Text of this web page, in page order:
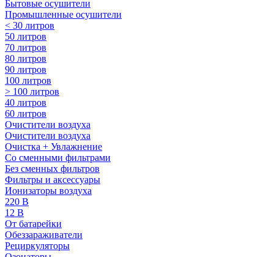
Бытовые осушители
Промышленные осушители
< 30 литров
50 литров
70 литров
80 литров
90 литров
100 литров
> 100 литров
40 литров
60 литров
Очистители воздуха
Очистители воздуха
Очистка + Увлажнение
Cо сменными фильтрами
Без сменных фильтров
Фильтры и аксессуары
Ионизаторы воздуха
220 В
12 В
От батарейки
Обеззараживатели
Рециркуляторы